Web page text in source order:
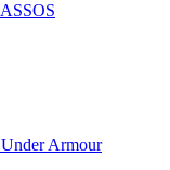
ASSOS
Under Armour